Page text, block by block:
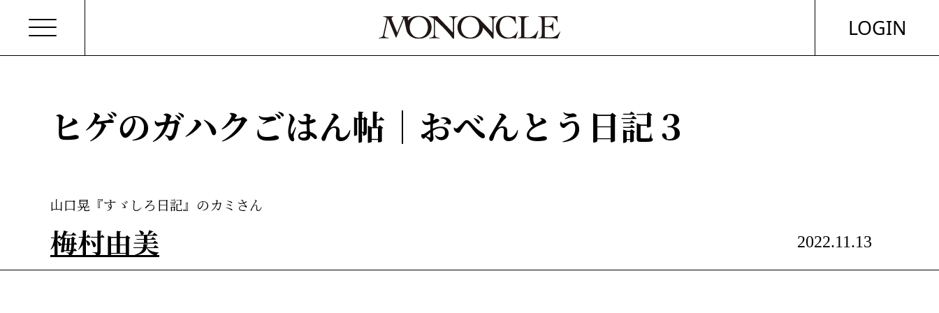
LOGIN
ヒゲのガハクごはん帖｜おべんとう日記３
山口晃『すゞしろ日記』のカミさん
梅村由美 2022.11.13